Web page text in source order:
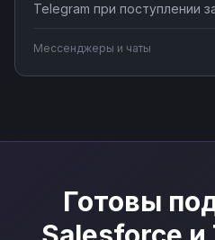
Telegram при поступлении
запросов,
учета. Подключите
процессам через Nodul без
Мессенджеры и чаты
Готовы